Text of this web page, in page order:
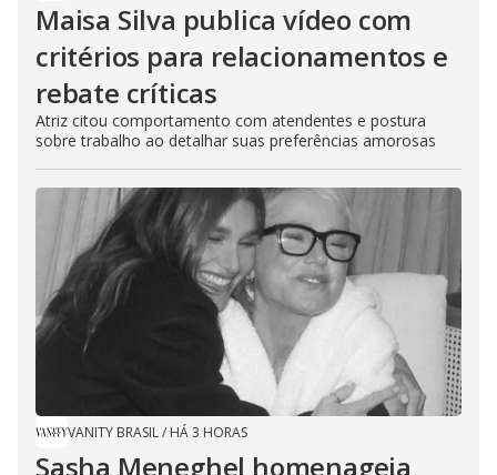
Maisa Silva publica vídeo com
critérios para relacionamentos e
rebate críticas
Atriz citou comportamento com atendentes e postura
sobre trabalho ao detalhar suas preferências amorosas
VANITY BRASIL/ HÁ 3 HORAS
Sasha Meneghel homenageia